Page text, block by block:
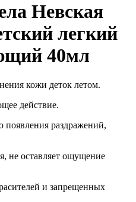
Невская
легкий
40мл
кожи деток летом.
действие.
появления раздражений,
не оставляет ощущение
и запрещенных